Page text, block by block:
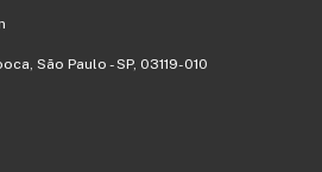
São Paulo - SP, 03119-010